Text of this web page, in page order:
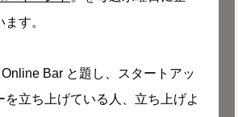
す。
Bar と題し、スタートアッ
を立ち上げている人、立ち上げよ